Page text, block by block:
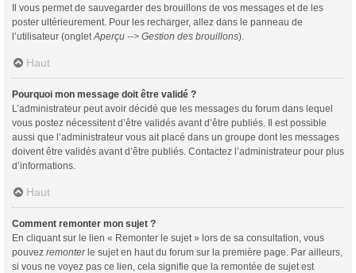
Il vous permet de sauvegarder des brouillons de vos messages et de les
poster ultérieurement. Pour les recharger, allez dans le panneau de
l’utilisateur (onglet Aperçu --> Gestion des brouillons).
Haut
Pourquoi mon message doit être validé ?
L’administrateur peut avoir décidé que les messages du forum dans lequel
vous postez nécessitent d’être validés avant d’être publiés. Il est possible
aussi que l’administrateur vous ait placé dans un groupe dont les messages
doivent être validés avant d’être publiés. Contactez l’administrateur pour plus
d’informations.
Haut
Comment remonter mon sujet ?
En cliquant sur le lien « Remonter le sujet » lors de sa consultation, vous
pouvez remonterle sujet en haut du forum sur la première page. Par ailleurs,
si vous ne voyez pas ce lien, cela signifie que la remontée de sujet est